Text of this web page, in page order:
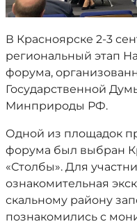
В Красноярске 2-3
региональный этап
форума,
Государственной
Минприроды РФ.
Одной из площадок
форума был выбран
«Столбы». Для
ознакомительная
скальному району
познакомились с